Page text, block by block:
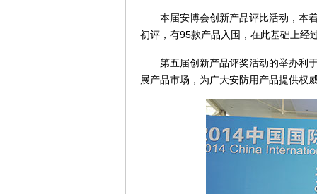
本届安博会创新产品评比活动，本着
初评，有95款产品入围，在此基础上经
第五届创新产品评奖活动的举办利于
展产品市场，为广大安防用产品提供权